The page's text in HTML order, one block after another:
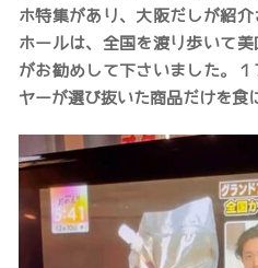
ホ特集があり、大阪だしが紹
ホールは、全国を渡り歩いて
がお勧めして下さいました。
ヤーが選び抜いた商品だけを食